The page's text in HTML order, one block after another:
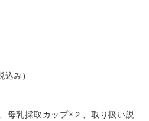
込み)
母乳採取カップ×２、取り扱い説